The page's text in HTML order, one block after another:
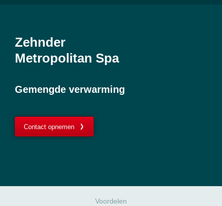
Zehnder
Metropolitan Spa
Gemengde verwarming
Contact opnemen
Voordelen